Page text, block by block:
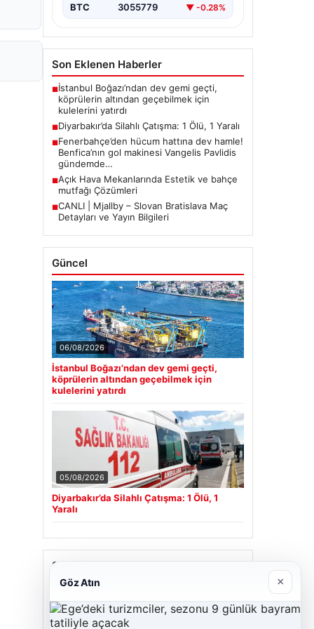
BTC 3055779 ▼ -0.28%
Son Eklenen Haberler
■İstanbul Boğazı’ndan dev gemi geçti,
köprülerin altından geçebilmek için
kulelerini yatırdı
■Diyarbakır’da Silahlı Çatışma: 1 Ölü, 1 Yaralı
■Fenerbahçe’den hücum hattına dev hamle!
Benfica’nın gol makinesi Vangelis Pavlidis
gündemde…
■Açık Hava Mekanlarında Estetik ve bahçe
mutfağı Çözümleri
■CANLI | Mjallby – Slovan Bratislava Maç
Detayları ve Yayın Bilgileri
Güncel
06/08/2026
İstanbul Boğazı’ndan dev gemi geçti,
köprülerin altından geçebilmek için
kulelerini yatırdı
05/08/2026
Diyarbakır’da Silahlı Çatışma: 1 Ölü, 1
Yaralı
Son Eklenen Firmalar
Cengiz Sigorta
23/06/2026
Göz Atın ×